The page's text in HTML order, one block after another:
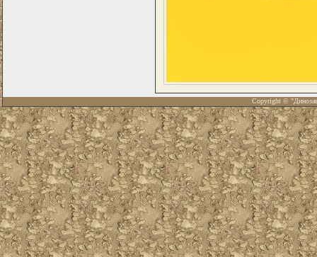
Copyright ©